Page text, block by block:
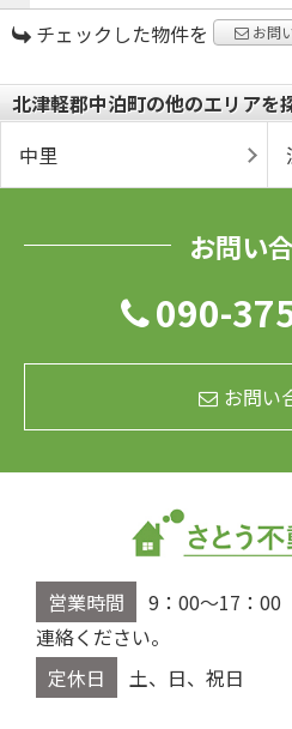
チェックした物件を お問
北津軽郡中泊町の他のエリアを
中里
お問い
090-
お問い
営業時間
9：00～17：
連絡ください。
定休日
土、日、祝日